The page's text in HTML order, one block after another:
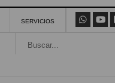
SERVICIOS